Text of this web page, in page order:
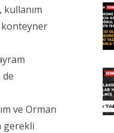
konteyner
ve Orman
gerekli